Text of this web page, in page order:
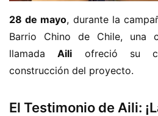
28 de mayo, durante la
Barrio Chino de Chile, una
llamada Aili ofreció su
construcción del proyecto.
El Testimonio de Aili: